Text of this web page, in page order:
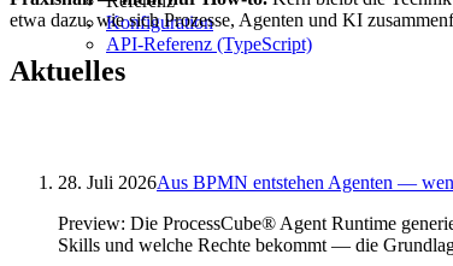
Konfiguration
API-Referenz (TypeScript)
etwa dazu, wie sich Prozesse, Agenten und KI
Aktuelles
28. Juli 2026Aus BPMN entstehen Agenten —
Preview: Die ProcessCube® Agent Runtime
Skills und welche Rechte bekommt — die